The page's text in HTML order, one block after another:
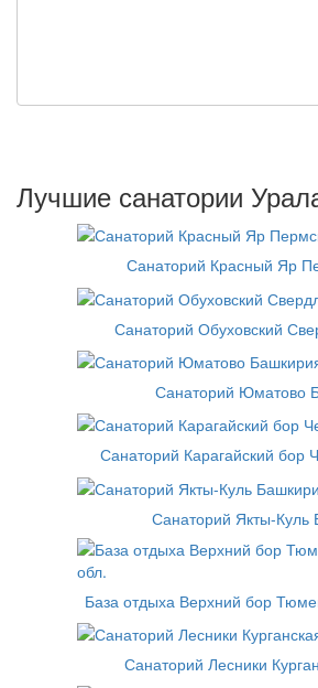
Лучшие санатории
Санаторий Красный Яр
Санаторий Обуховский
Санаторий Юматово
Санаторий Карагайский бор
Санаторий Якты-Куль
База отдыха Верхний бор
Санаторий Лесники